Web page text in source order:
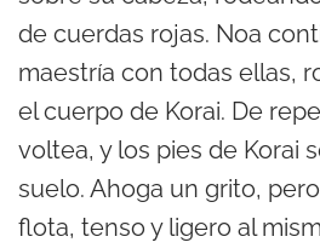
de cuerdas rojas. Noa
maestría con todas ellas,
el cuerpo de Korai. De
voltea, y los pies de Korai
suelo. Ahoga un grito,
flota, tenso y ligero al